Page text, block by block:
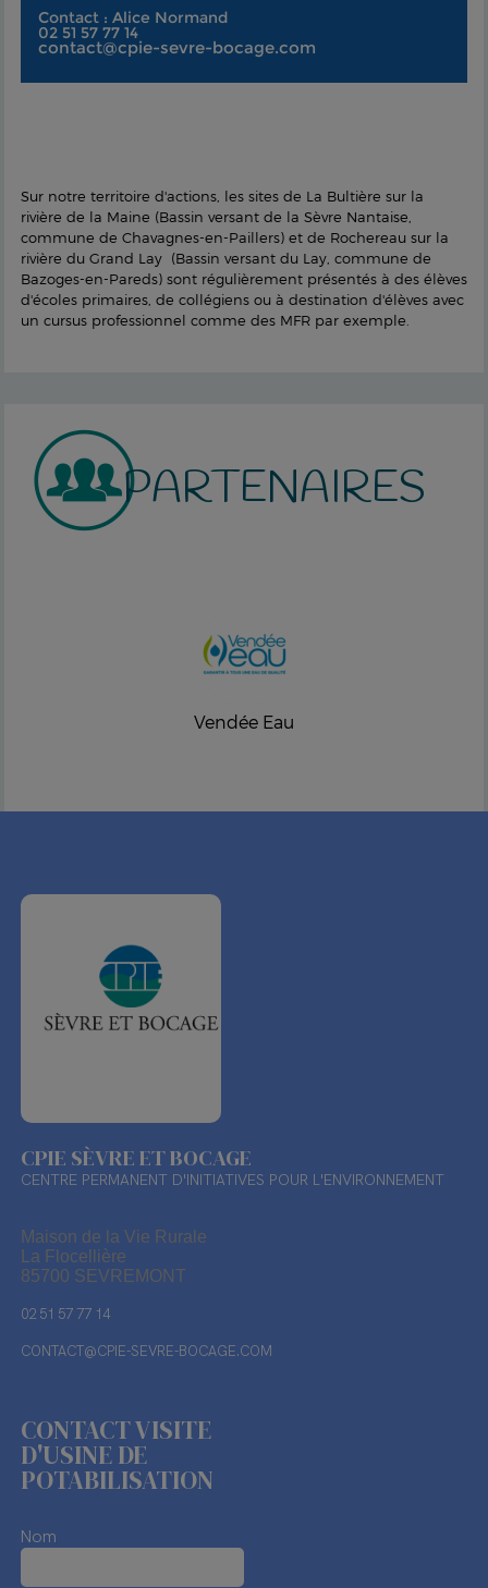
Contact : Alice Normand
02 51 57 77 14
contact@cpie-sevre-bocage.com
Sur notre territoire d'actions, les sites de La Bultière sur la
rivière de la Maine (Bassin versant de la Sèvre Nantaise,
commune de Chavagnes-en-Paillers) et de Rochereau sur la
rivière du Grand Lay (Bassin versant du Lay, commune de
Bazoges-en-Pareds) sont régulièrement présentés à des élèves
d'écoles primaires, de collégiens ou à destination d'élèves avec
un cursus professionnel comme des MFR par exemple.
PARTENAIRES
Vendée Eau
CPIE SÈVRE ET BOCAGE
CENTRE PERMANENT D'INITIATIVES POUR L'ENVIRONNEMENT
Maison de la Vie Rurale
La Flocellière
85700 SEVREMONT
02 51 57 77 14
CONTACT@CPIE-SEVRE-BOCAGE.COM
CONTACT VISITE
D'USINE DE
POTABILISATION
Nom